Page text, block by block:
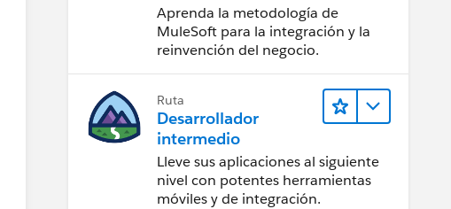
integración
Aprenda la metodología de
MuleSoft para la integración y la
reinvención del negocio.
Ruta
Desarrollador
intermedio
Lleve sus aplicaciones al siguiente
nivel con potentes herramientas
móviles y de integración.